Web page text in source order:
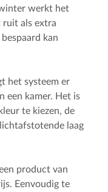
werkt het
ruit als extra
kan
het systeem er
een kamer. Het is
te kiezen, de
laag
product van
Eenvoudig te